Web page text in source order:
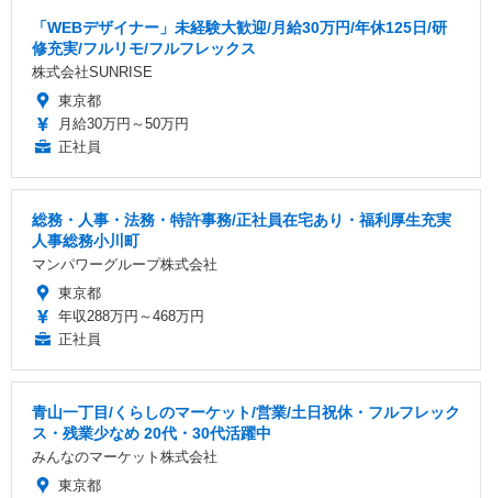
「WEBデザイナー」未経験大歓迎/月給30万円/年休125日/研
修充実/フルリモ/フルフレックス
株式会社SUNRISE
東京都
月給30万円～50万円
正社員
総務・人事・法務・特許事務/正社員在宅あり・福利厚生充実
人事総務小川町
マンパワーグループ株式会社
東京都
年収288万円～468万円
正社員
青山一丁目/くらしのマーケット/営業/土日祝休・フルフレック
ス・残業少なめ 20代・30代活躍中
みんなのマーケット株式会社
東京都